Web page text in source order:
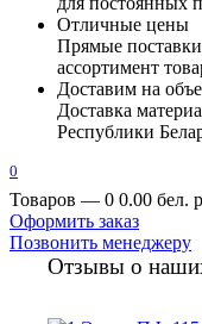
Отличные цены
Прямые
ассортимент
Доставим на
Доставка
Республики
0
Товаров — 0 0.00 бел.
Оформить заказ
Позвонить менеджеру
Отзывы о